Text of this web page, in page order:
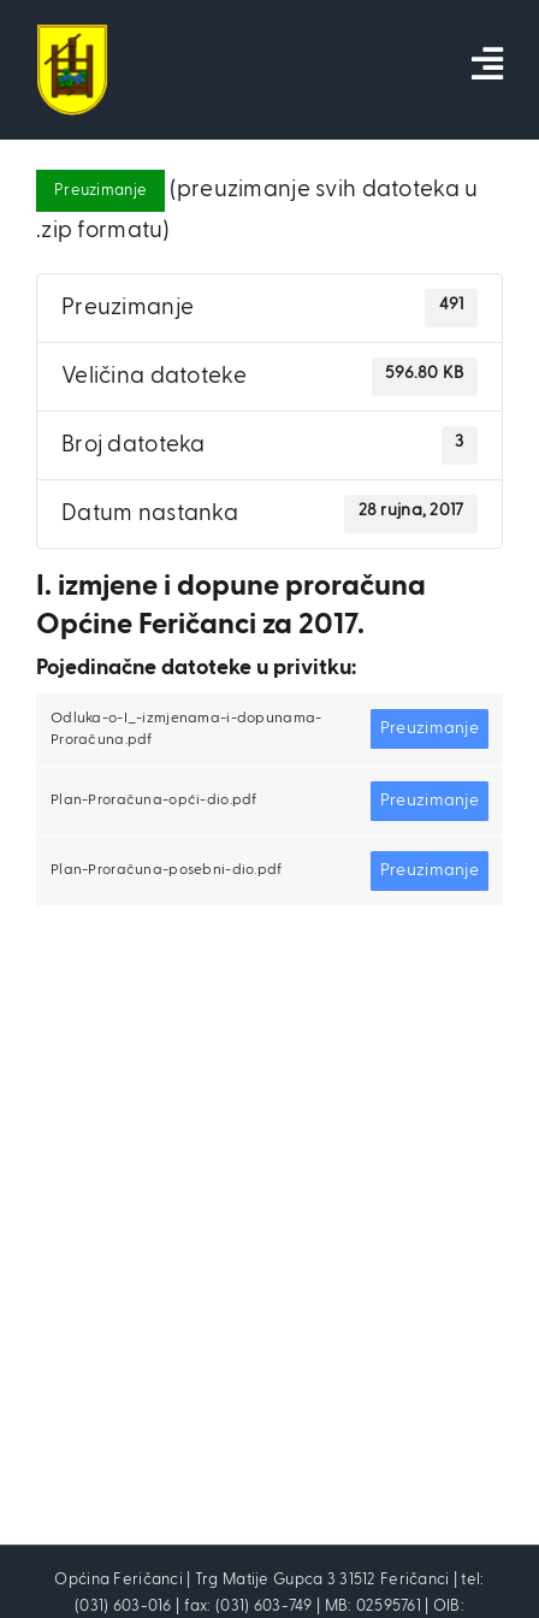
content
Preuzimanje
(preuzimanje svih datoteka u
.zip formatu)
Preuzimanje 491
Veličina datoteke 596.80 KB
Broj datoteka 3
Datum nastanka 28 rujna, 2017
I. izmjene i dopune proračuna
Općine Feričanci za 2017.
Pojedinačne datoteke u privitku:
Odluka-o-I_-izmjenama-i-dopunama-
Proračuna.pdf
Preuzimanje
Plan-Proračuna-opći-dio.pdf Preuzimanje
Plan-Proračuna-posebni-dio.pdf Preuzimanje
Općina Feričanci | Trg Matije Gupca 3 31512 Feričanci | tel:
(031) 603-016 | fax: (031) 603-749 | MB: 02595761 | OIB: